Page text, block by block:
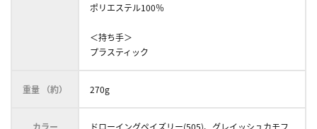
ポリエステル100％
＜持ち手＞
プラスティック
重量 （約） 270g
カラー
ドローイングペイズリー(505)、グレイッシュカモフ